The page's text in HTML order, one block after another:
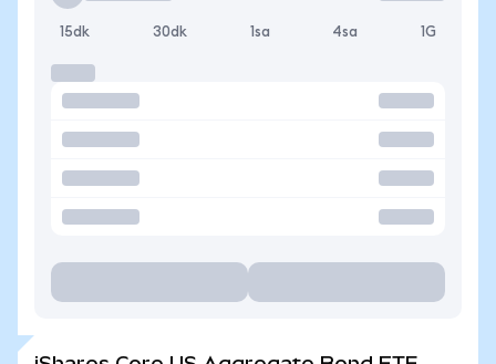
15dk 30dk 1sa 4sa 1G